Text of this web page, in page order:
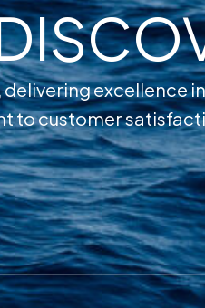
excellence
to customer